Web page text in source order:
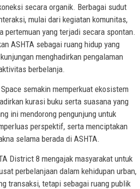
secara organik. Berbagai sudut
mulai dari kegiatan komunitas,
pertemuan yang terjadi secara spontan.
ASHTA sebagai ruang hidup yang
menghadirkan pengalaman
berbelanja.
semakin memperkuat ekosistem
kurasi buku serta suasana yang
ini mendorong pengunjung untuk
perspektif, serta menciptakan
selama berada di ASHTA.
District 8 mengajak masyarakat untuk
perbelanjaan dalam kehidupan urban,
transaksi, tetapi sebagai ruang publik